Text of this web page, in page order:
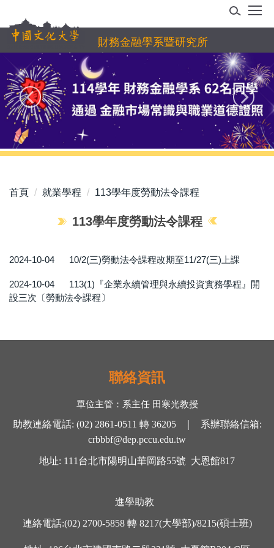
到
主
要
內
容
區
財務金融學系暨研究所
首頁 就業學程 113學年度勞動法令課程
113學年度勞動法令課程
2024-10-04 10/2(三)勞動法令課程改期至11/27(三)上課
2024-10-04
113(1)『企業永續管理與永續投資實務學程』開
設三次〔勞動法令課程〕
聯絡資訊
單位主管： 系主任 田寒光教授
助教連絡電話: (02) 2861-0511 轉36205 ｜ 系辦聯絡信箱:
crbbbf@dep.pccu.edu.tw
地址: 111 台北市陽明山華岡路55號 大恩館817
進學助教
連絡電話:(02) 2700-5858 轉 8217(大學部)/8215(碩士班)